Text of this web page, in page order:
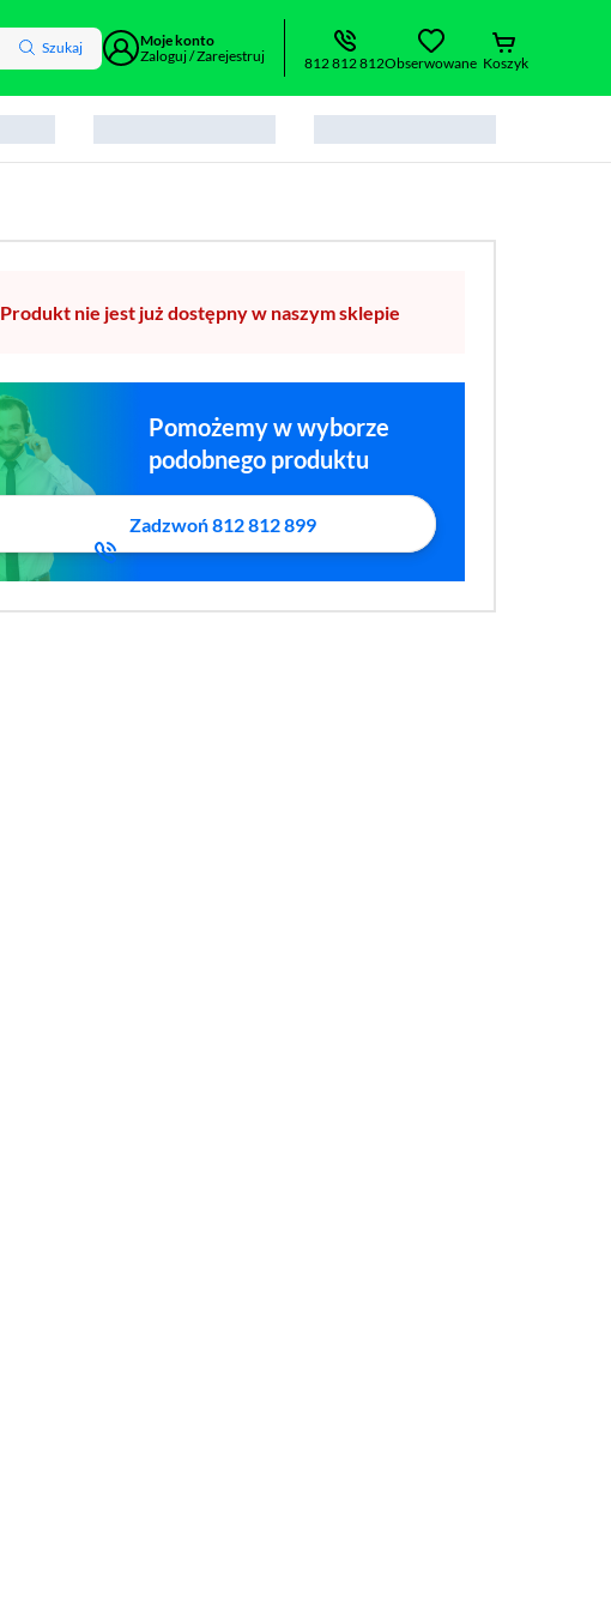
Szukaj
Moje konto
Zaloguj / Zarejestruj
812 812 812Obserwowane Koszyk
Produkt nie jest już dostępny w naszym sklepie
Pomożemy w wyborze
podobnego produktu
Zadzwoń 812 812 899